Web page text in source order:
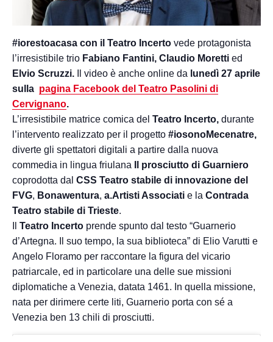
#iorestoacasa con il Teatro Incerto vede protagonista
l’irresistibile trio Fabiano Fantini, Claudio Moretti ed
Elvio Scruzzi.
Il video è anche online da lunedì 27 aprile
sulla pagina Facebook del Teatro Pasolini di
Cervignano.
L’irresistibile matrice comica del Teatro Incerto, durante
l’intervento realizzato per il progetto #iosonoMecenatre,
diverte gli spettatori digitali a partire dalla nuova
commedia in lingua friulana
Il prosciutto di Guarniero
coprodotta dal CSS Teatro stabile di innovazione del
FVG, Bonawentura, a.Artisti Associati e la Contrada
Teatro stabile di Trieste.
Teatro Incerto prende spunto dal testo “Guarnerio
d’Artegna. Il suo tempo, la sua biblioteca” di Elio Varutti e
Angelo Floramo per raccontare la figura del vicario
patriarcale, ed in particolare una delle sue missioni
diplomatiche a Venezia, datata 1461. In quella missione,
nata per dirimere certe liti, Guarnerio porta con sé a
Venezia ben 13 chili di prosciutti.